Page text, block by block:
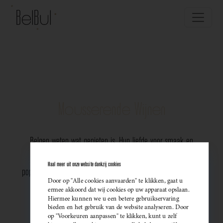
Belgen weten wat genieten is. Hun liefde voor smaak en
populariteit van Belgische mousserende wijnen. Meer dan ooit
kiezen ze bewust voor lokale bubbels — ideaal als
sprankelend aperitief of als verfijnde match bij een
gastronomisch diner. Santé!
Haal meer uit onze website dankzij cookies
Door op "Alle cookies aanvaarden" te klikken, gaat u
ermee akkoord dat wij cookies op uw apparaat opslaan.
Hiermee kunnen we u een betere gebruikservaring
bieden en het gebruik van de website analyseren. Door
op "Voorkeuren aanpassen" te klikken, kunt u zelf